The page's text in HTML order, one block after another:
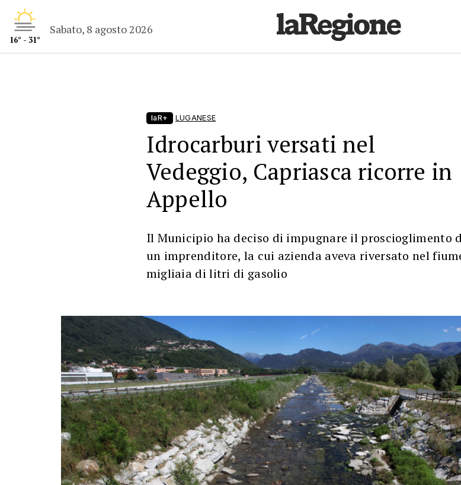
16° - 31°
Sabato, 8 agosto 2026
laR+ LUGANESE
Idrocarburi versati nel
Vedeggio, Capriasca ricorre in
Appello
Il Municipio ha deciso di impugnare il proscioglimento
un imprenditore, la cui azienda aveva riversato nel
migliaia di litri di gasolio